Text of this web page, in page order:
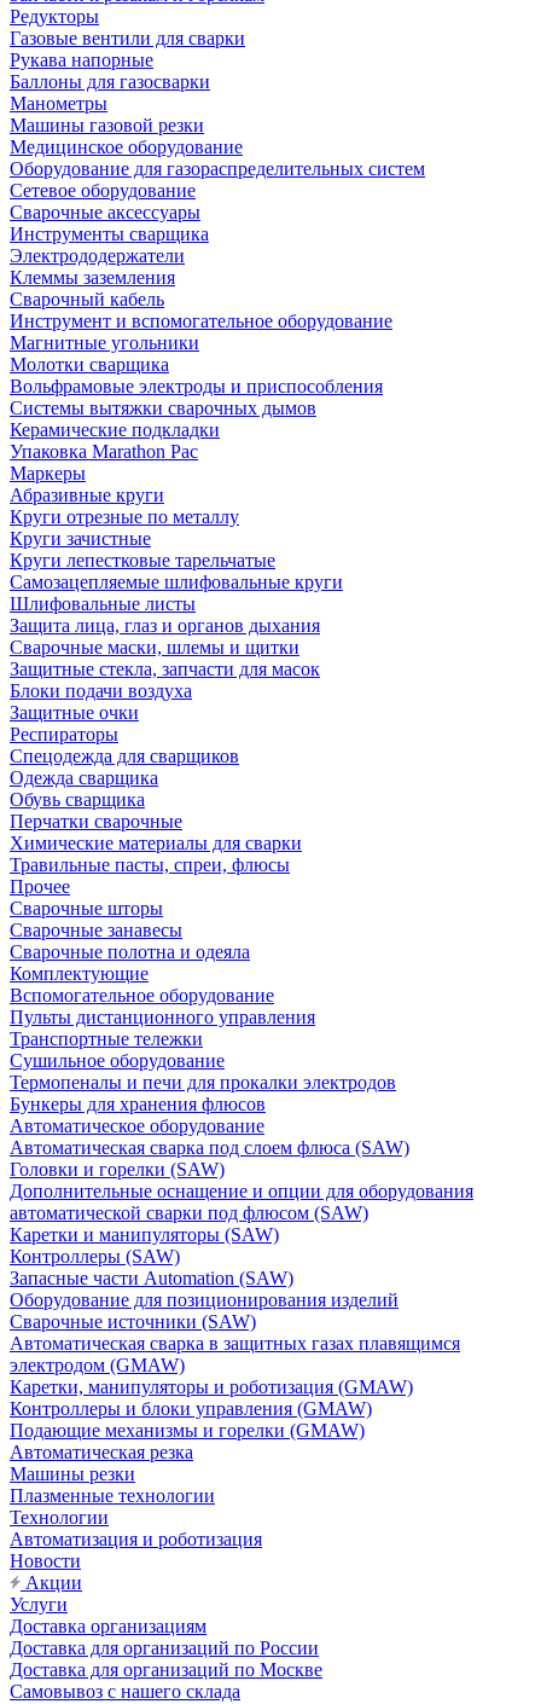
Редукторы
Газовые вентили для сварки
Рукава напорные
Баллоны для газосварки
Манометры
Машины газовой резки
Медицинское оборудование
Оборудование для газораспределительных систем
Сетевое оборудование
Сварочные аксессуары
Инструменты сварщика
Электрододержатели
Клеммы заземления
Сварочный кабель
Инструмент и вспомогательное оборудование
Магнитные угольники
Молотки сварщика
Вольфрамовые электроды и приспособления
Системы вытяжки сварочных дымов
Керамические подкладки
Упаковка Marathon Pac
Маркеры
Абразивные круги
Круги отрезные по металлу
Круги зачистные
Круги лепестковые тарельчатые
Самозацепляемые шлифовальные круги
Шлифовальные листы
Защита лица, глаз и органов дыхания
Сварочные маски, шлемы и щитки
Защитные стекла, запчасти для масок
Блоки подачи воздуха
Защитные очки
Респираторы
Спецодежда для сварщиков
Одежда сварщика
Обувь сварщика
Перчатки сварочные
Химические материалы для сварки
Травильные пасты, спреи, флюсы
Прочее
Сварочные шторы
Сварочные занавесы
Сварочные полотна и одеяла
Комплектующие
Вспомогательное оборудование
Пульты дистанционного управления
Транспортные тележки
Сушильное оборудование
Термопеналы и печи для прокалки электродов
Бункеры для хранения флюсов
Автоматическое оборудование
Автоматическая сварка под слоем флюса (SAW)
Головки и горелки (SAW)
Дополнительные оснащение и опции для оборудования
автоматической сварки под флюсом (SAW)
Каретки и манипуляторы (SAW)
Контроллеры (SAW)
Запасные части Automation (SAW)
Оборудование для позиционирования изделий
Сварочные источники (SAW)
Автоматическая сварка в защитных газах плавящимся
электродом (GMAW)
Каретки, манипуляторы и роботизация (GMAW)
Контроллеры и блоки управления (GMAW)
Подающие механизмы и горелки (GMAW)
Автоматическая резка
Машины резки
Плазменные технологии
Технологии
Автоматизация и роботизация
Новости
Акции
Услуги
Доставка организациям
Доставка для организаций по России
Доставка для организаций по Москве
Самовывоз с нашего склада